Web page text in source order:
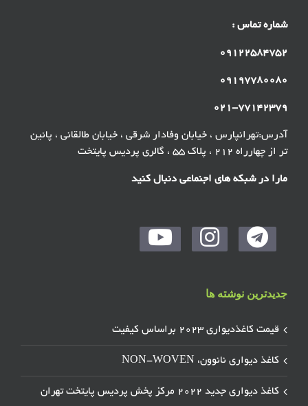
شماره تماس :
۰۹۱۲۲۵۸۴۷۵۲
۰۹۱۹۷۷۸۰۰۸۰
۰۲۱-۷۷۱۴۲۳۷۹
آدرس:تهرانپارس ، خیابان وفادار شرقی ، خیابان طالقانی ، پائین
تر از چهارراه ۲۱۲ ، پلاک ۵۵ ، گالری پردیس پایتخت
مارا در شبکه های اجنماعی دنبال کنید
جدیدترین نوشته ها
قیمت کاغذدیواری ۲۰۲۳ براساس کیفیت
کاغذ دیواری نانوون، NON-WOVEN
کاغذ دیواری جدید ۲۰۲۲ مرکز پخش پردیس پایتخت تهران